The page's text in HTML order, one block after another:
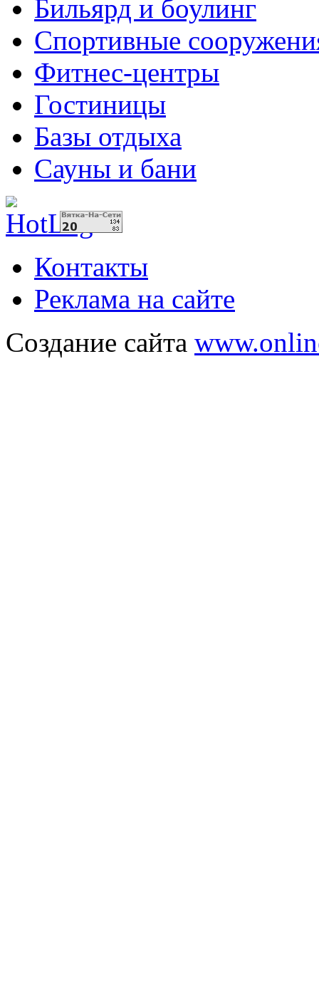
Бильярд и боулинг
Спортивные
Фитнес-центры
Гостиницы
Базы отдыха
Сауны и бани
Контакты
Реклама на сайте
Создание сайта